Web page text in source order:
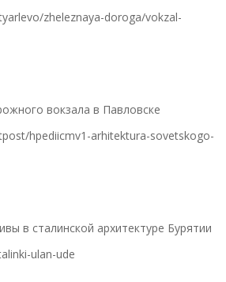
zheleznaya-doroga/vokzal-
вокзала в Павловске
hpediicmv1-arhitektura-sovetskogo-
в сталинской архитектуре Бурятии
ulan-ude